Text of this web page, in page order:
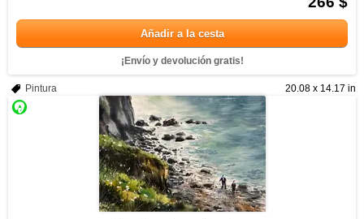
Añadir a la cesta
¡Envío y devolución gratis!
20.08 x 14.17 in
Pintura